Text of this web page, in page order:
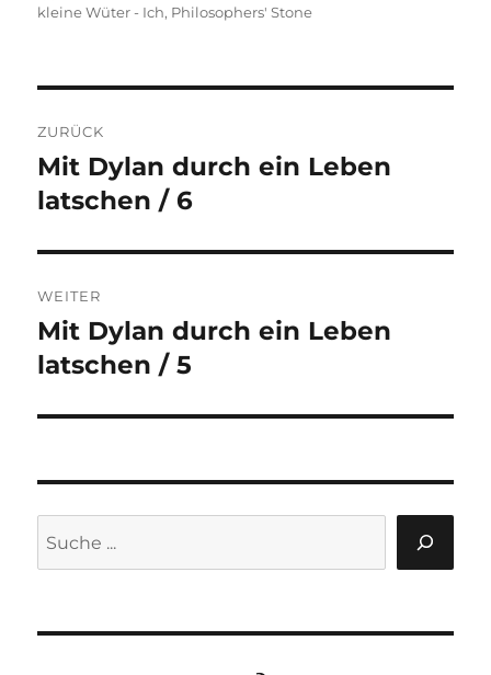
am
kleine Wüter - Ich, Philosophers' Stone
ZURÜCK
Vorheriger
Beitrag:
Mit Dylan durch ein Leben
latschen / 6
WEITER
Nächster
Beitrag:
Mit Dylan durch ein Leben
latschen / 5